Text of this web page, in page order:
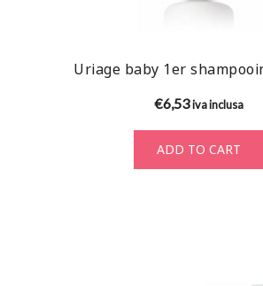
Uriage baby 1er
€6,53 iva inclusa
ADD TO CART